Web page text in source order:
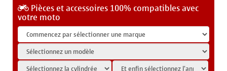
Pièces et accessoires 100% compatibles avec
votre moto